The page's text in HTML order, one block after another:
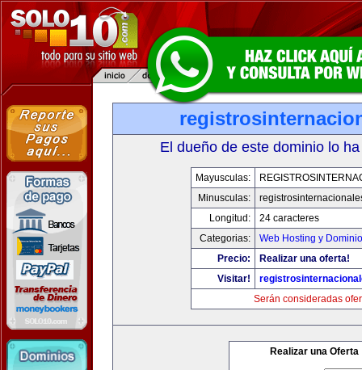
El dueño de este dominio lo
Mayusculas:
Minusculas:
Longitud:
24 caracteres
Categorias:
Web Hosting y
Precio:
Realizar una oferta!
Visitar!
Serán consideradas
Realizar una Oferta